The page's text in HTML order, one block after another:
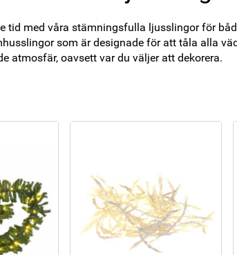
med våra stämningsfulla ljusslingor för
som är designade för att tåla alla
atmosfär, oavsett var du väljer att dekorera.